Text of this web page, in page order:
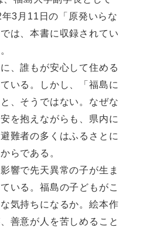
3月11日の「原発いらな
は、本書に収録されてい
、誰もが安心して住める
いる。しかし、「福島に
、そうではない。なぜな
を抱えながらも、県内に
難者の多くはふるさとに
らである。
響で先天異常の子が生ま
いる。福島の子どもがこ
気持ちになるか。絵本作
善意が人を苦しめること